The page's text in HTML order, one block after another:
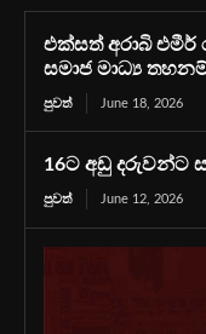
එක්සත් අරාබි එමීර්
සමාජ මාධ්‍ය
පුවත් June 18, 2026
16ට අඩු දරුවන්ට
පුවත් June 12, 2026